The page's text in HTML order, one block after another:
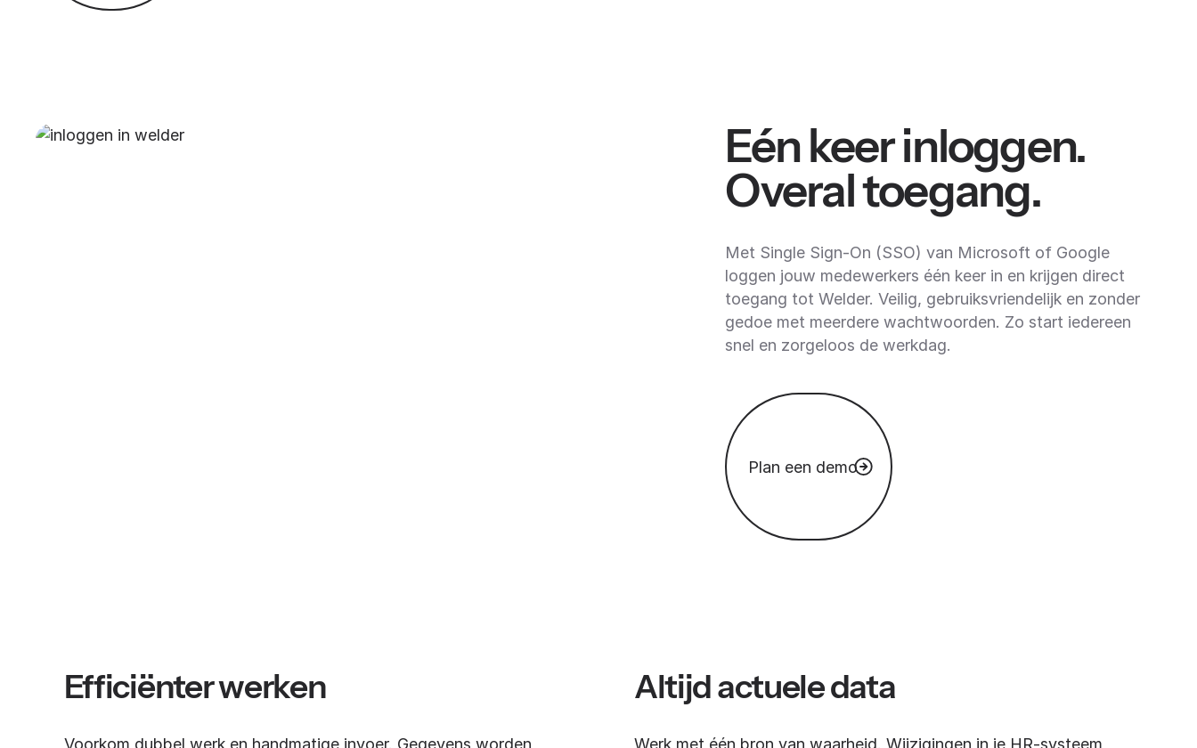
Eén keer inloggen.
Overal toegang.
Met Single Sign-On (SSO) van Microsoft of Google
loggen jouw medewerkers één keer in en krijgen direct
toegang tot Welder. Veilig, gebruiksvriendelijk en zonder
gedoe met meerdere wachtwoorden. Zo start iedereen
snel en zorgeloos de werkdag.
Plan een demo
Efficiënter werken
Voorkom dubbel werk en handmatige invoer. Gegevens worden
Altijd actuele data
Werk met één bron van waarheid. Wijzigingen in je HR-systeem